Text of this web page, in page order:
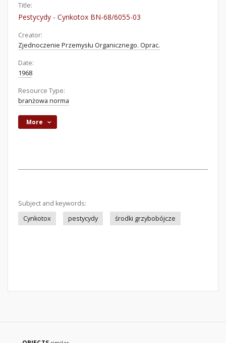
Title:
Pestycydy - Cynkotox BN-68/6055-03
Creator:
Zjednoczenie Przemysłu Organicznego. Oprac.
Date:
1968
Resource Type:
branżowa norma
More
Subject and keywords:
Cynkotox
pestycydy środki grzybobójcze